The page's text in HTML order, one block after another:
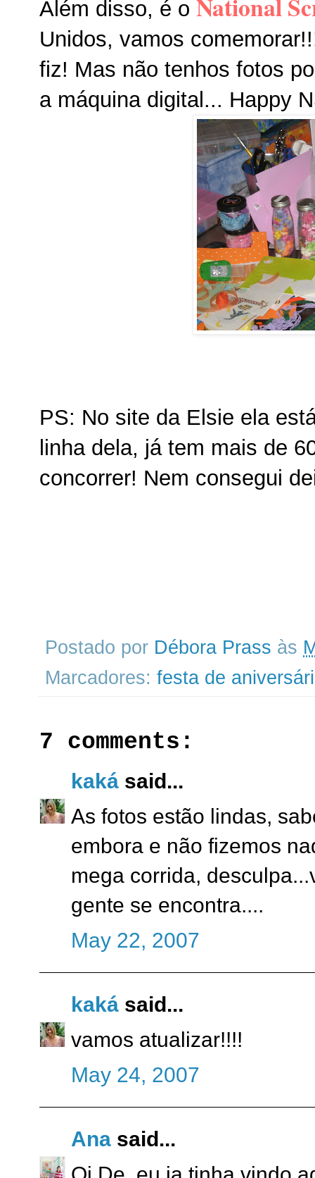
Além disso, é o
Unidos, vamos
fiz! Mas não tenhos fotos
a máquina digital... Happy
PS: No site da Elsie ela
linha dela, já tem mais de
concorrer! Nem consegui
Postado por Débora Prass às
Marcadores: festa de
7 comments:
kaká said...
As fotos estão lindas,
embora e não fizemos
mega corrida,
gente se encontra....
May 22, 2007
kaká said...
vamos atualizar!!!!
May 24, 2007
Ana said...